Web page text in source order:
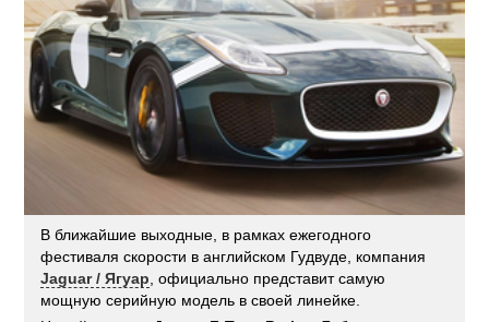
В ближайшие выходные, в рамках ежегодного
фестиваля скорости в английском Гудвуде, компания
Jaguar / Ягуар , официально представит самую
мощную серийную модель в своей линейке.